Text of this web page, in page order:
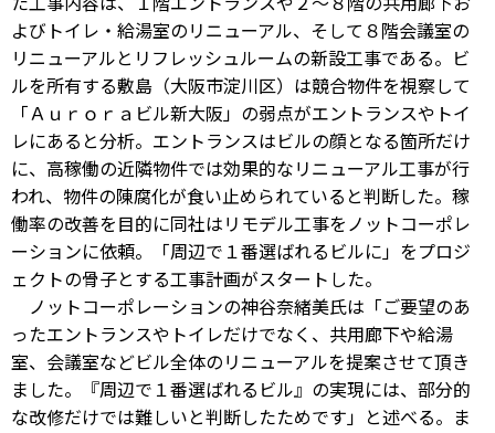
よびトイレ・給湯室のリニューアル、そして８階会議室の
リニューアルとリフレッシュルームの新設工事である。ビ
ルを所有する敷島（大阪市淀川区）は競合物件を視察して
「Ａｕｒｏｒａビル新大阪」の弱点がエントランスやトイ
レにあると分析。エントランスはビルの顔となる箇所だけ
に、高稼働の近隣物件では効果的なリニューアル工事が行
われ、物件の陳腐化が食い止められていると判断した。稼
働率の改善を目的に同社はリモデル工事をノットコーポレ
ーションに依頼。「周辺で１番選ばれるビルに」をプロジ
ェクトの骨子とする工事計画がスタートした。
ノットコーポレーションの神谷奈緒美氏は「ご要望のあ
ったエントランスやトイレだけでなく、共用廊下や給湯
室、会議室などビル全体のリニューアルを提案させて頂き
ました。『周辺で１番選ばれるビル』の実現には、部分的
な改修だけでは難しいと判断したためです」と述べる。ま